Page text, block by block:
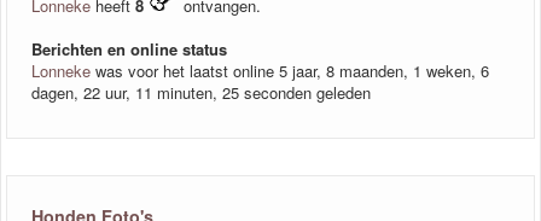
Lonneke heeft 8
ontvangen.
Berichten en online status
Lonneke was voor het laatst online 5 jaar, 8 maanden, 1 weken, 6
dagen, 22 uur, 11 minuten, 25 seconden geleden